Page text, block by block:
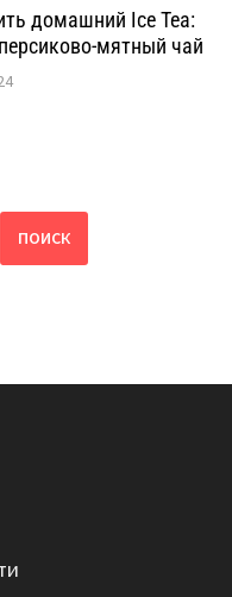
домашний Ice Tea:
мятный чай
ПОИСК